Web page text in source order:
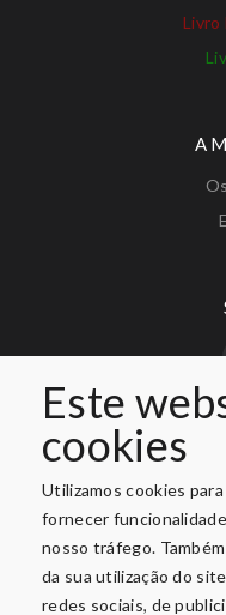
Este
cookies
Utilizamos cookies
fornecer
nosso tráfego.
da sua utilização do
redes sociais, de
Livro
A